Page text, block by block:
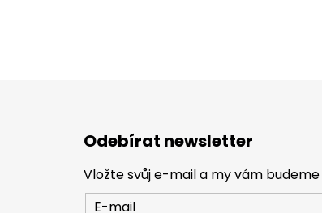
Odebírat newsletter
Vložte svůj e-mail a my vám
E-mail